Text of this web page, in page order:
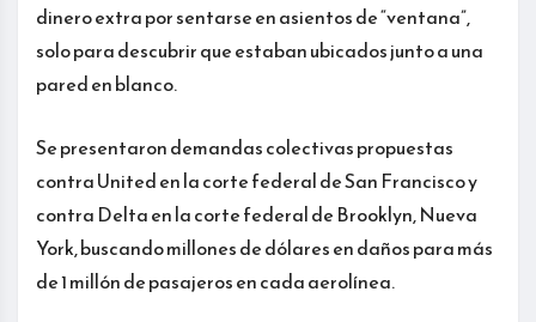
dinero extra por sentarse en asientos de “ventana”,
solo para descubrir que estaban ubicados junto a una
pared en blanco.
Se presentaron demandas colectivas propuestas
contra United en la corte federal de San Francisco y
contra Delta en la corte federal de Brooklyn, Nueva
York, buscando millones de dólares en daños para más
de 1 millón de pasajeros en cada aerolínea.